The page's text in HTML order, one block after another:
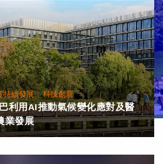
持續發展·科技創新
利用AI推動氣候變化應對及醫
業發展